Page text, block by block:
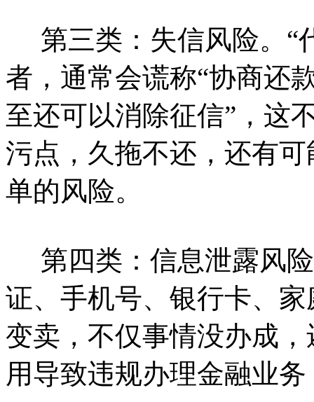
第三类：失信风险。“
者，通常会谎称“协商还
至还可以消除征信”，这
污点，久拖不还，还有
单的风险。
第四类：信息泄露风险
证、手机号、银行卡、
变卖，不仅事情没办成
用导致违规办理金融业